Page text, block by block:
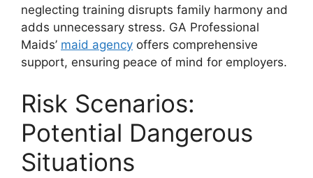
neglecting training disrupts family harmony and
adds unnecessary stress. GA Professional
Maids’ maid agency offers comprehensive
support, ensuring peace of mind for employers.
Risk Scenarios:
Potential Dangerous
Situations